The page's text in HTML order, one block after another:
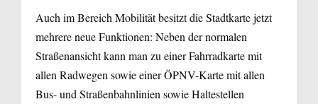
Auch im Bereich Mobilität besitzt die Stadtkarte jetzt
mehrere neue Funktionen: Neben der normalen
Straßenansicht kann man zu einer Fahrradkarte mit
allen Radwegen sowie einer ÖPNV-Karte mit allen
Bus- und Straßenbahnlinien sowie Haltestellen